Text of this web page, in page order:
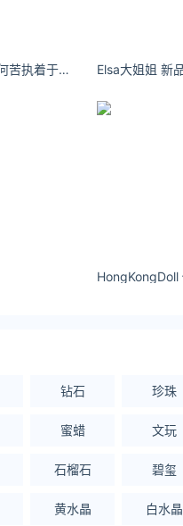
你的彤ya：世间周游无数 何苦执着于周游 ​​​​
钻石 珍珠
蜜蜡 文玩
石榴石 碧玺
黄水晶 白水晶